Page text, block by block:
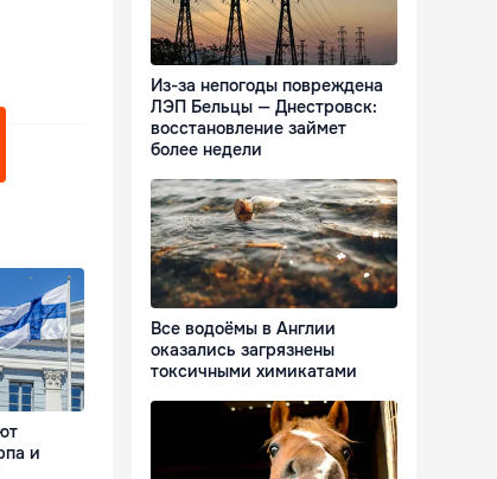
и
Из-за непогоды повреждена
ЛЭП Бельцы — Днестровск:
восстановление займет
более недели
Все водоёмы в Англии
оказались загрязнены
токсичными химикатами